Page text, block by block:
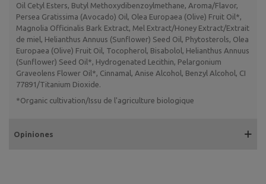
Oil Cetyl Esters, Butyl Methoxydibenzoylmethane, Aroma/Flavor,
Persea Gratissima (Avocado) Oil, Olea Europaea (Olive) Fruit Oil*,
Magnolia Officinalis Bark Extract, Mel Extract/Honey Extract/Extrait
de miel, Helianthus Annuus (Sunflower) Seed Oil, Phytosterols, Olea
Europaea (Olive) Fruit Oil, Tocopherol, Bisabolol, Helianthus Annuus
(Sunflower) Seed Oil*, Hydrogenated Lecithin, Pelargonium
Graveolens Flower Oil*, Cinnamal, Anise Alcohol, Benzyl Alcohol, CI
77891/Titanium Dioxide.
*Organic cultivation/Issu de l'agriculture biologique
Opiniones